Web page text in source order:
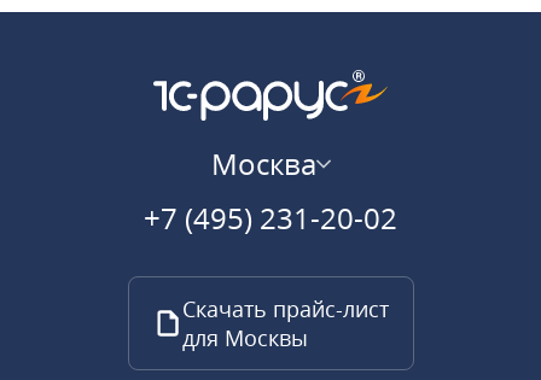
Москва
+7 (495) 231-20-02
Скачать прайс-лист
для Москвы